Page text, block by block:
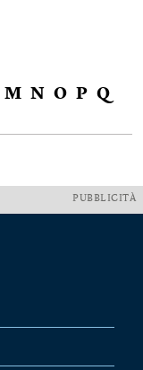
M N O P Q
PUBBLICITÀ